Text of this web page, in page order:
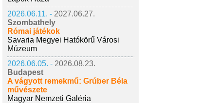
2026.06.11. - 2027.06.27.
Szombathely
Római játékok
Savaria Megyei Hatókörű Városi
Múzeum
2026.06.05. - 2026.08.23.
Budapest
A vágyott remekmű: Grúber Béla
művészete
Magyar Nemzeti Galéria